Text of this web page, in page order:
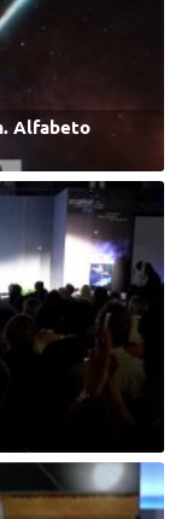
Alfabeto